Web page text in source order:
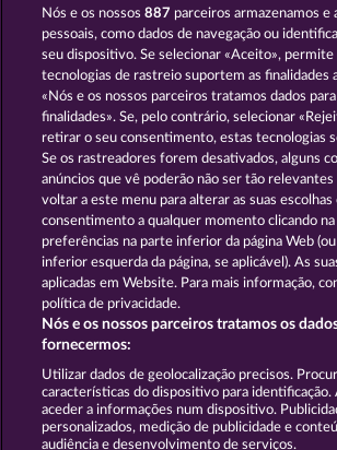
Fruit Love Explodiac
Termos e Condições
Declaração de Privacidade
Empresa Perguntas
Enviar pedido de
Nós e os nossos887 parceiros armazenamos e
pessoais, como dados de navegação ou
seu dispositivo. Se selecionar «Aceito», permite
tecnologias de rastreio suportem as finalidades
«Nós e os nossos parceiros tratamos dados
finalidades». Se, pelo contrário, selecionar
retirar o seu consentimento, estas tecnologias
Se os rastreadores forem desativados, alguns
anúncios que vê poderão não ser tão relevantes
voltar a este menu para alterar as suas
consentimento a qualquer momento clicando
preferências na parte inferior da página Web
inferior esquerda da página, se aplicável). As
aplicadas em Website. Para mais informação,
política de privacidade.
Nós e os nossos parceiros tratamos os
fornecermos:
Utilizar dados de geolocalização precisos.
características do dispositivo para identificação.
aceder a informações num dispositivo.
personalizados, medição de publicidade e
audiência e desenvolvimento de serviços.